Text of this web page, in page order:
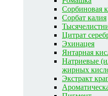
Сорбиновая
Сорбат калия
Цитрат
Эхинацея
Янтарная
Натриевые
жирных
Экстракт